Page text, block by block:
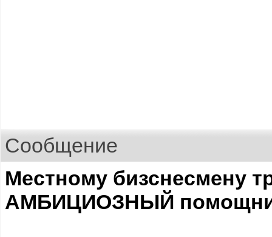
Сообщение
Местному бизснесмену
АМБИЦИОЗНЫЙ